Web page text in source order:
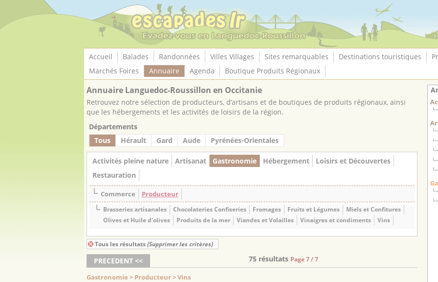
Accueil Balades Randonnées Villes Villages Sites remarquables Destinations touristiques
Marchés Foires
Annuaire Agenda Boutique Produits Régionaux
Annuaire Languedoc-Roussillon en Occitanie
Retrouvez notre sélection de producteurs, d’artisans et de boutiques de produits régionaux, ainsi
que les hébergements et les activités de loisirs de la région.
Départements
Tous
Hérault Gard Aude Pyrénées-Orientales
Activités pleine nature Artisanat Gastronomie Hébergement
Loisirs et Découvertes
Restauration
Commerce Producteur
Brasseries artisanales Chocolateries Confiseries Fromages Fruits et Légumes
Miels et Confitures
Olives et Huile d'olives
Produits de la mer Viandes et Volailles Vinaigres et condiments Vins
Tous les résultats (Supprimer les critères)
PRECEDENT << 75 résultats Page 7 / 7
Gastronomie > Producteur > Vins
Panneau de gestion des cookies